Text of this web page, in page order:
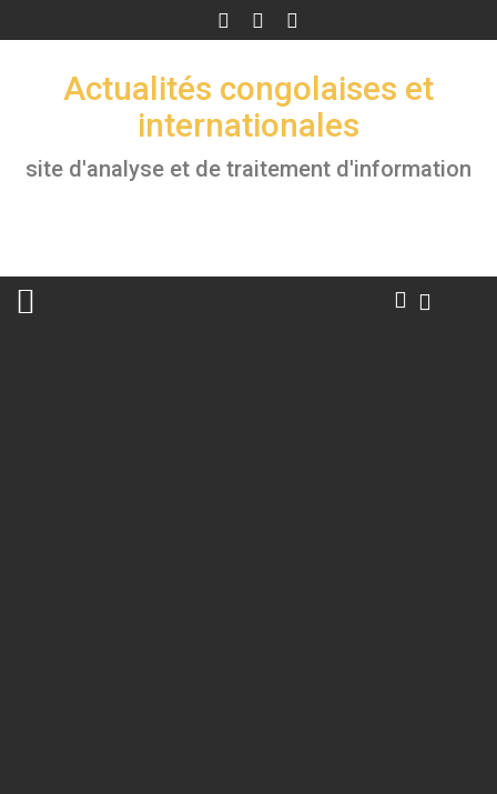
to
Actualités congolaises et
internationales
site d'analyse et de traitement d'information